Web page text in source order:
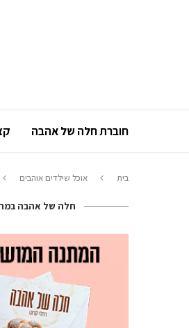
חוברת חלה של אהבה
בית אוכל שילדים אוהבים
חלה של אהבה